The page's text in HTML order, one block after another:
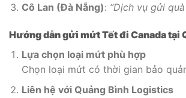
Cô Lan (Đà Nẵng): “Dịch vụ gửi
Hướng dẫn gửi mứt Tết đi Canada tại
Lựa chọn loại mứt phù hợp
Chọn loại mứt có thời gian bảo
Liên hệ với Quảng Bình Logistics